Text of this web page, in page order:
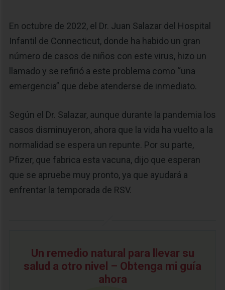
En octubre de 2022, el Dr. Juan Salazar del Hospital
Infantil de Connecticut, donde ha habido un gran
número de casos de niños con este virus, hizo un
llamado y se refirió a este problema como “una
emergencia” que debe atenderse de inmediato.
Según el Dr. Salazar, aunque durante la pandemia los
casos disminuyeron, ahora que la vida ha vuelto a la
normalidad se espera un repunte. Por su parte,
Pfizer, que fabrica esta vacuna, dijo que esperan
que se apruebe muy pronto, ya que ayudará a
enfrentar la temporada de RSV.
Un remedio natural para llevar su
salud a otro nivel – Obtenga mi guía
ahora